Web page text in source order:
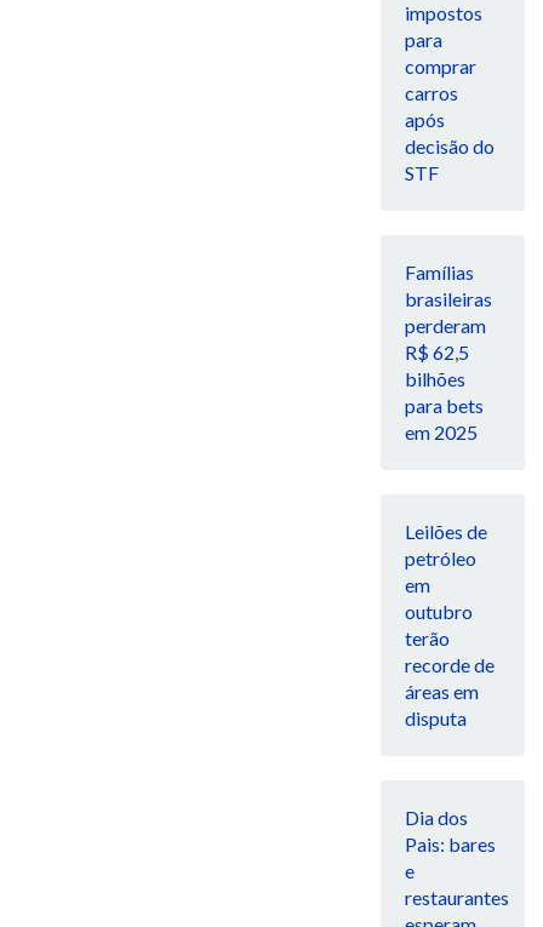
impostos
para
comprar
carros
após
decisão do
STF
Famílias
brasileiras
perderam
R$ 62,5
bilhões
para bets
em 2025
Leilões de
petróleo
em
outubro
terão
recorde de
áreas em
disputa
Dia dos
Pais: bares
e
restaurantes